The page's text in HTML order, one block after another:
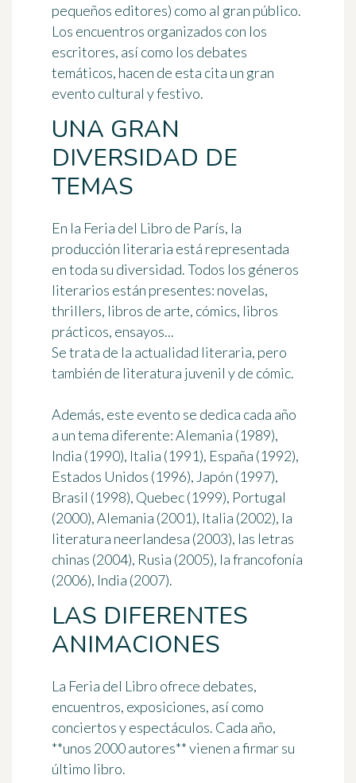
pequeños editores) como al gran público.
Los encuentros organizados con los
escritores, así como los debates
temáticos, hacen de esta cita un gran
evento cultural y festivo.
UNA GRAN
DIVERSIDAD DE
TEMAS
En la Feria del Libro de París, la
producción literaria está representada
en toda su diversidad. Todos los géneros
literarios están presentes: novelas,
thrillers, libros de arte, cómics, libros
prácticos, ensayos...
Se trata de la actualidad literaria, pero
también de literatura juvenil y de cómic.
Además, este evento se dedica cada año
a un tema diferente: Alemania (1989),
India (1990), Italia (1991), España (1992),
Estados Unidos (1996), Japón (1997),
Brasil (1998), Quebec (1999), Portugal
(2000), Alemania (2001), Italia (2002), la
literatura neerlandesa (2003), las letras
chinas (2004), Rusia (2005), la francofonía
(2006), India (2007).
LAS DIFERENTES
ANIMACIONES
La Feria del Libro ofrece debates,
encuentros, exposiciones, así como
conciertos y espectáculos. Cada año,
**unos 2000 autores** vienen a firmar su
último libro.